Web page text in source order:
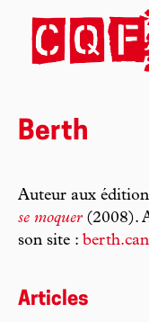
Berth
Auteur aux
se moquer(2008).
son site :
Articles